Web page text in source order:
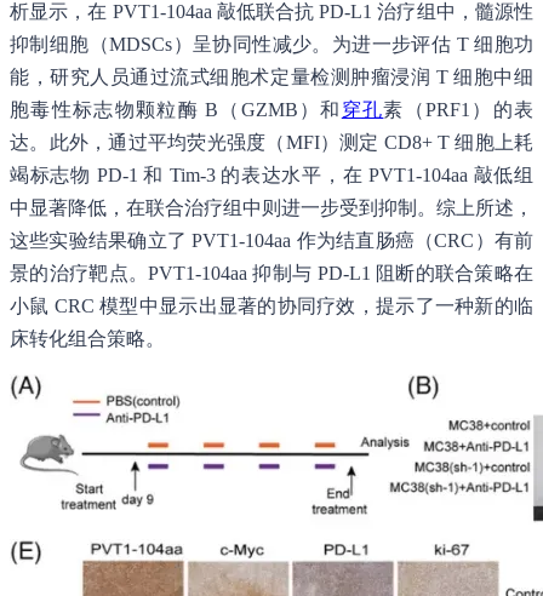
析显示，在 PVT1-104aa 敲低联合抗 PD-L1 治疗组中，髓源性
抑制细胞（MDSCs）呈协同性减少。为进一步评估 T 细胞功
能，研究人员通过流式细胞术定量检测肿瘤浸润 T 细胞中细
胞毒性标志物颗粒酶 B（GZMB）和 穿孔素（PRF1）的表
达。此外，通过平均荧光强度（MFI）测定 CD8+ T 细胞上耗
竭标志物 PD-1 和 Tim-3 的表达水平，在 PVT1-104aa 敲低组
中显著降低，在联合治疗组中则进一步受到抑制。综上所述，
这些实验结果确立了 PVT1-104aa 作为结直肠癌（CRC）有前
景的治疗靶点。PVT1-104aa 抑制与 PD-L1 阻断的联合策略在
小鼠 CRC 模型中显示出显著的协同疗效，提示了一种新的临
床转化组合策略。